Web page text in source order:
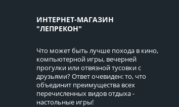
ИНТЕРНЕТ-МАГАЗИН
"ЛЕПРЕКОН"
Что может быть лучше похода в кино,
компьютерной игры, вечерней
прогулки или отвязной тусовки с
друзьями? Ответ очевиден: то, что
объединит преимущества всех
перечисленных видов отдыха -
настольные игры!